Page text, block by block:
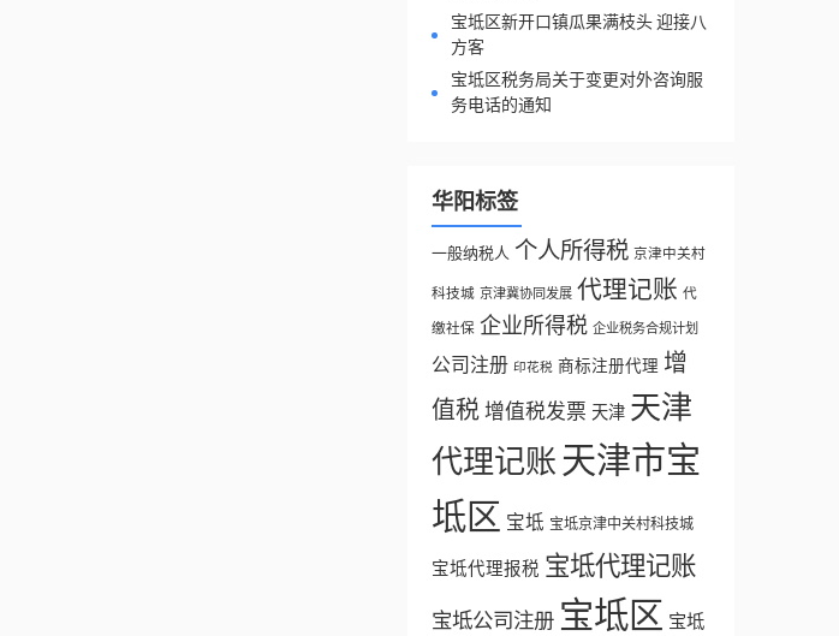
宝坻区新开口镇瓜果满枝头 迎接八
方客
宝坻区税务局关于变更对外咨询服
务电话的通知
华阳标签
一般纳税人 个人所得税 京津中关村
科技城 京津冀协同发展 代理记账 代
缴社保 企业所得税 企业税务合规计划
公司注册 印花税 商标注册代理 增
值税 增值税发票 天津 天津
代理记账 天津市宝
坻区 宝坻 宝坻京津中关村科技城
宝坻代理报税 宝坻代理记账
宝坻公司注册 宝坻区 宝坻